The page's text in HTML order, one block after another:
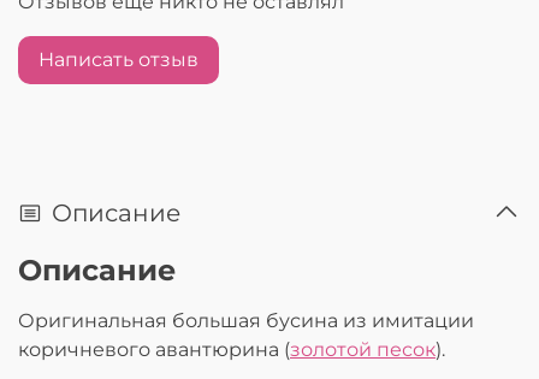
Написать отзыв
Описание
Описание
Оригинальная большая бусина из имитации
коричневого авантюрина (золотой песок).